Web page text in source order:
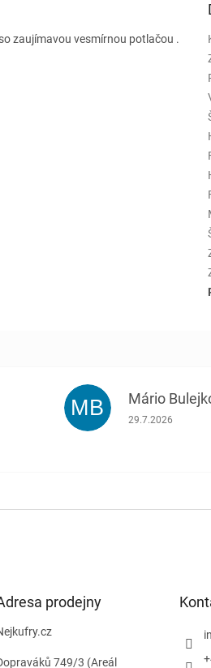
so zaujímavou vesmírnou potlačou .
je 5 z 5 hviezdičiek.
MB Mário
Hodnotenie
29.7.2026
prodejny
749/3 (Areál